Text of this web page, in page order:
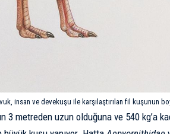
insan ve devekuşu ile karşılaştırılan fil kuşunun
3 metreden uzun olduğuna ve 540 kg’a